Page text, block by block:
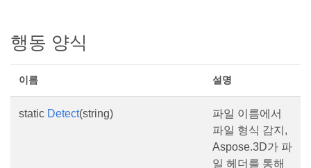
행동 양식
이름 설명
static Detect(string)
파일 이름에서
파일 형식 감지,
Aspose.3D가 파
일 헤더를 통해